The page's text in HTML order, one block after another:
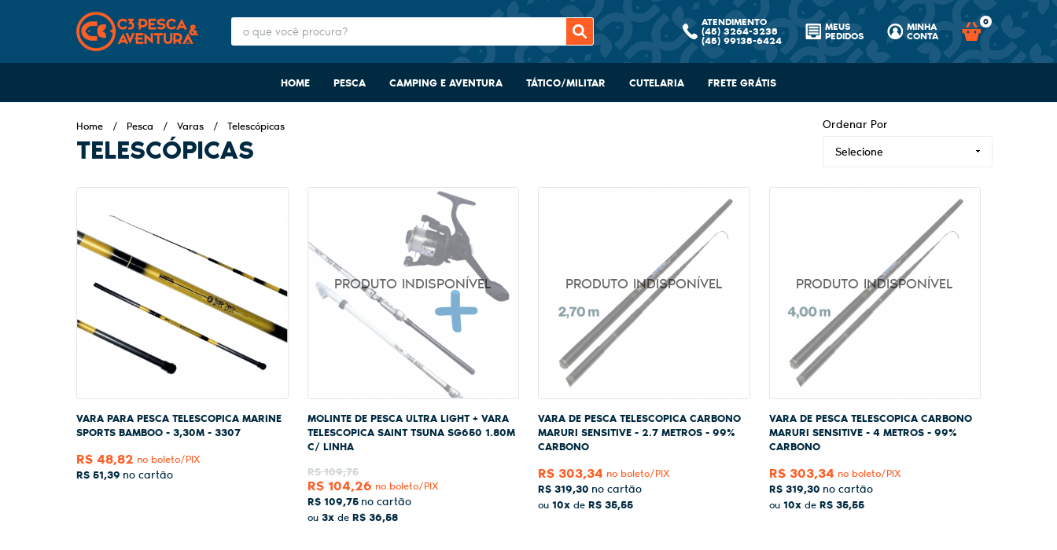
ATENDIMENTO
(45)3264-3238
(45)99138-6424
MEUS
PEDIDOS
MINHA
CONTA
0
HOME PESCA CAMPING E AVENTURA TÁTICO/MILITAR CUTELARIA FRETE GRÁTIS
Home Pesca Varas Telescópicas
TELESCÓPICAS
Ordenar Por
Selecione
VARA PARA PESCA TELESCOPICA MARINE
SPORTS BAMBOO - 3,30M - 3307
R$ 51,39
R$ 48,82 no boleto/PIX
MOLINTE DE PESCA ULTRA LIGHT + VARA
TELESCOPICA SAINT TSUNA SG650 1.80M
C/ LINHA
R$ 109,75
R$ 109,75
R$ 104,26 no boleto/PIX
ou 3xde R$ 36,58
VARA DE PESCA TELESCOPICA CARBONO
MARURI SENSITIVE - 2.7 METROS - 99%
CARBONO
R$ 319,30
R$ 303,34 no boleto/PIX
ou 10x de R$ 35,55
VARA DE PESCA TELESCOPICA CARBONO
MARURI SENSITIVE - 4 METROS - 99%
CARBONO
R$ 319,30
R$ 303,34 no boleto/PIX
ou 10xde R$ 35,55